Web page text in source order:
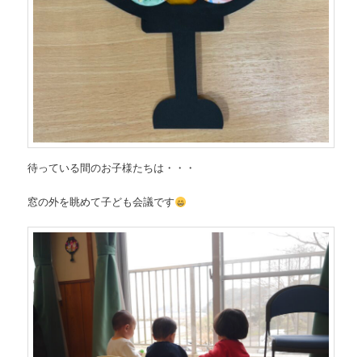
待っている間のお子様たちは・・・
窓の外を眺めて子ども会議です